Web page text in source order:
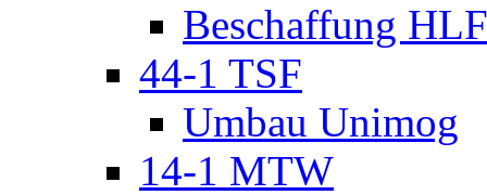
Beschaffung HLF
44-1 TSF
Umbau Unimog
14-1 MTW